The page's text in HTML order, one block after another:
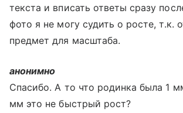
текста и вписать ответы сразу
фото я не могу судить о росте, т.к.
предмет для масштаба.
анонимно
Спасибо. А то что родинка была 1
мм это не быстрый рост?